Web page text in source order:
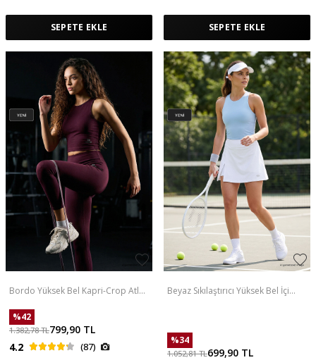
SEPETE EKLE SEPETE EKLE
Bordo Yüksek Bel Kapri-Crop Atlet
%42
1.382,78TL799,90 TL
4.2
(87)
Beyaz Sıkılaştırıcı Yüksek Bel İçi
%34
1.052,81TL699,90 TL